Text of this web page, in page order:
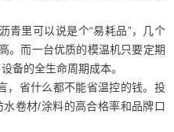
青里可以说是个“易耗品”，几个
。而一台优质的模温机只要定期
备的全生命周期成本。
，省什么都不能省温控的钱。投
水卷材/涂料的高合格率和品牌口